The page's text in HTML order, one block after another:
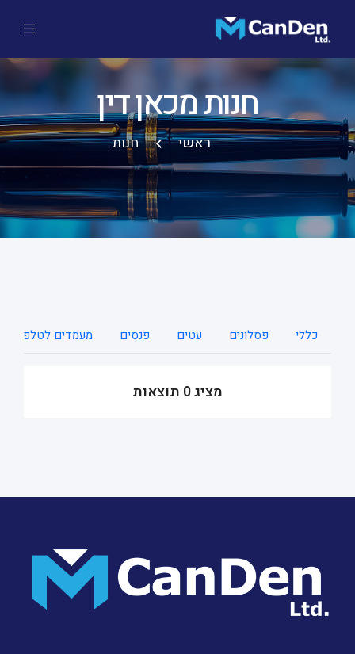
חנות מכאן דין
ראשי חנות
כללי פסלונים עטים פנסים מעמדים לטלפונים
מציג 0 תוצאות